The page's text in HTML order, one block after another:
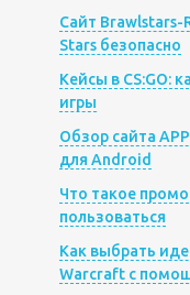
Сайт Brawlstars-
Stars безопасно
Кейсы в CS:GO:
игры
Обзор сайта
для Android
Что такое
пользоваться
Как выбрать
Warcraft с